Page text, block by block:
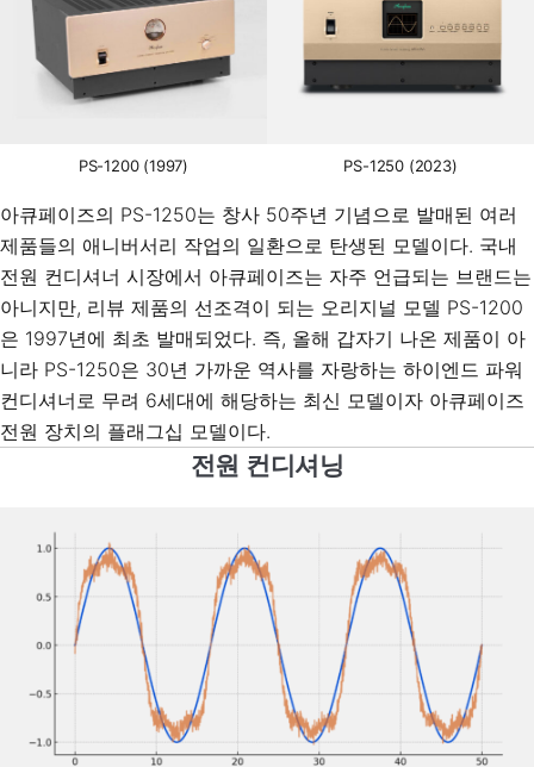
PS-1200 (1997) PS-1250 (2023)
아큐페이즈의 PS-1250는 창사 50주년 기념으로 발매된 여러
제품들의 애니버서리 작업의 일환으로 탄생된 모델이다. 국내
전원 컨디셔너 시장에서 아큐페이즈는 자주 언급되는 브랜드는
아니지만, 리뷰 제품의 선조격이 되는 오리지널 모델 PS-1200
은 1997년에 최초 발매되었다. 즉, 올해 갑자기 나온 제품이 아
니라 PS-1250은 30년 가까운 역사를 자랑하는 하이엔드 파워
컨디셔너로 무려 6세대에 해당하는 최신 모델이자 아큐페이즈
전원 장치의 플래그십 모델이다.
전원 컨디셔닝